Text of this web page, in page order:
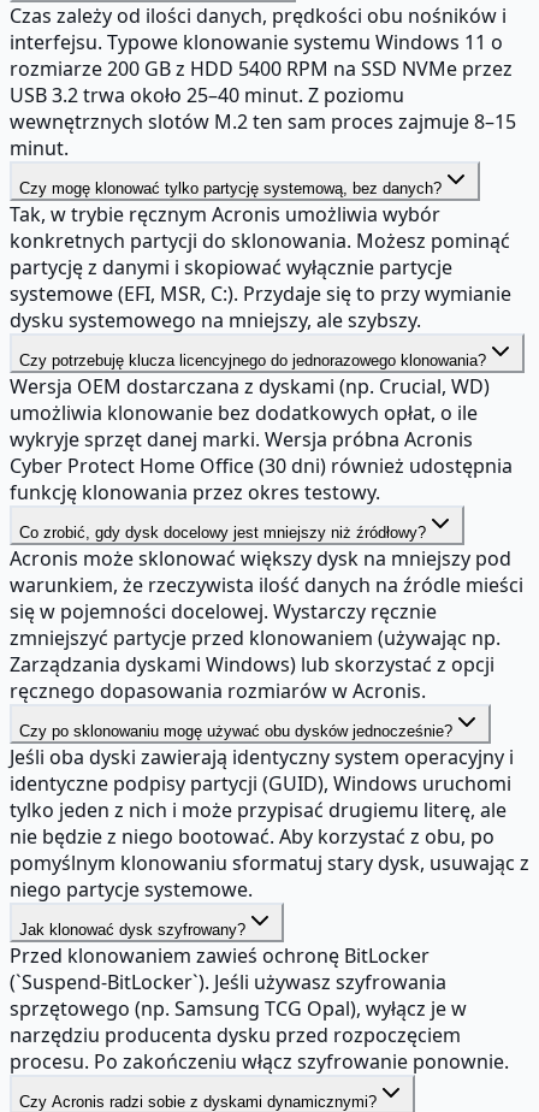
Czas zależy od ilości danych, prędkości obu nośników i
interfejsu. Typowe klonowanie systemu Windows 11 o
rozmiarze 200 GB z HDD 5400 RPM na SSD NVMe przez
USB 3.2 trwa około 25–40 minut. Z poziomu
wewnętrznych slotów M.2 ten sam proces zajmuje 8–15
minut.
Czy mogę klonować tylko partycję systemową, bez danych?
Tak, w trybie ręcznym Acronis umożliwia wybór
konkretnych partycji do sklonowania. Możesz pominąć
partycję z danymi i skopiować wyłącznie partycje
systemowe (EFI, MSR, C:). Przydaje się to przy wymianie
dysku systemowego na mniejszy, ale szybszy.
Czy potrzebuję klucza licencyjnego do jednorazowego klonowania?
Wersja OEM dostarczana z dyskami (np. Crucial, WD)
umożliwia klonowanie bez dodatkowych opłat, o ile
wykryje sprzęt danej marki. Wersja próbna Acronis
Cyber Protect Home Office (30 dni) również udostępnia
funkcję klonowania przez okres testowy.
Co zrobić, gdy dysk docelowy jest mniejszy niż źródłowy?
Acronis może sklonować większy dysk na mniejszy pod
warunkiem, że rzeczywista ilość danych na źródle mieści
się w pojemności docelowej. Wystarczy ręcznie
zmniejszyć partycje przed klonowaniem (używając np.
Zarządzania dyskami Windows) lub skorzystać z opcji
ręcznego dopasowania rozmiarów w Acronis.
Czy po sklonowaniu mogę używać obu dysków jednocześnie?
Jeśli oba dyski zawierają identyczny system operacyjny i
identyczne podpisy partycji (GUID), Windows uruchomi
tylko jeden z nich i może przypisać drugiemu literę, ale
nie będzie z niego bootować. Aby korzystać z obu, po
pomyślnym klonowaniu sformatuj stary dysk, usuwając z
niego partycje systemowe.
Jak klonować dysk szyfrowany?
Przed klonowaniem zawieś ochronę BitLocker
(`Suspend-BitLocker`). Jeśli używasz szyfrowania
sprzętowego (np. Samsung TCG Opal), wyłącz je w
narzędziu producenta dysku przed rozpoczęciem
procesu. Po zakończeniu włącz szyfrowanie ponownie.
Czy Acronis radzi sobie z dyskami dynamicznymi?